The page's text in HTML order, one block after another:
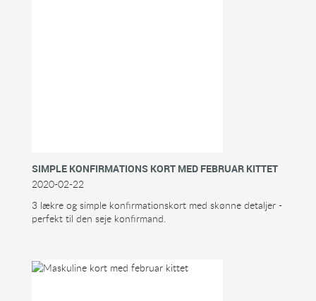
SIMPLE KONFIRMATIONS KORT MED FEBRUAR KITTET
2020-02-22
3 lækre og simple konfirmationskort med skønne detaljer -
perfekt til den seje konfirmand.